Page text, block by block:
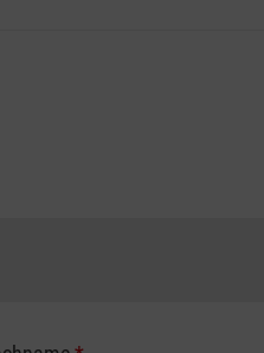
beachten Sie bitte, dass